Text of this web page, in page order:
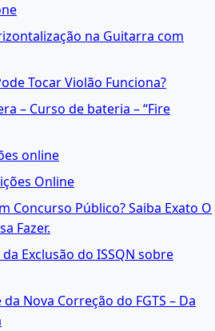
na Guitarra com
Tocar Violão Funciona?
– Curso de bateria – “Fire
online
Online
Concurso Público? Saiba Exato O
Fazer.
Exclusão do ISSQN sobre
da Nova Correção do FGTS – Da